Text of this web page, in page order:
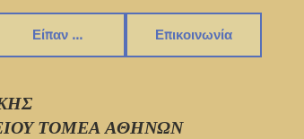
Είπαν ... Επικοινωνία
ΤΟΜΕΑ ΑΘΗΝΩΝ